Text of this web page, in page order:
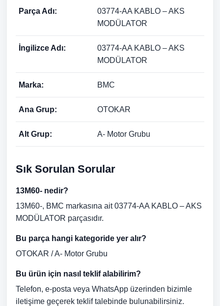
Parça Adı:
03774-AA KABLO – AKS
MODÜLATOR
İngilizce Adı:
03774-AA KABLO – AKS
MODÜLATOR
Marka: BMC
Ana Grup: OTOKAR
Alt Grup: A- Motor Grubu
Sık Sorulan Sorular
13M60- nedir?
13M60-, BMC markasına ait 03774-AA KABLO – AKS
MODÜLATOR parçasıdır.
Bu parça hangi kategoride yer alır?
OTOKAR / A- Motor Grubu
Bu ürün için nasıl teklif alabilirim?
Telefon, e-posta veya WhatsApp üzerinden bizimle
iletişime geçerek teklif talebinde bulunabilirsiniz.